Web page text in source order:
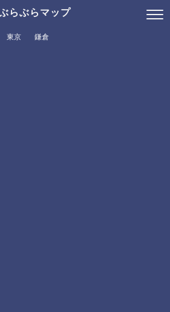
らぶらマップ
東京 鎌倉